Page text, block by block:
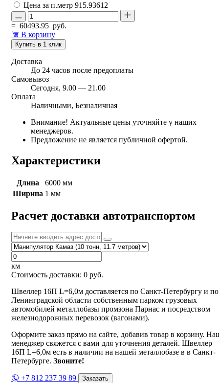
Цена за п.метр 915.93612
= 60493.95 руб.
В корзину
Купить в 1 клик
Доставка
До 24 часов после предоплаты
Самовывоз
Сегодня, 9.00 — 21.00
Оплата
Наличными, Безналичная
Внимание! Актуальные цены уточняйте у наших
менеджеров.
Предложение не является публичной офертой.
Характеристики
Длина
6000 мм
Ширина 1 мм
Расчет доставки автотранспортом
км
Стоимость доставки: 0 руб.
Швеллер 16П L=6,0м доставляется по Санкт-Петербургу и по
Ленинградской области собственным парком грузовых
автомобилей металлобазы промзона Парнас и посредством
железнодорожных перевозок (вагонами).
Оформите заказ прямо на сайте, добавив товар в корзину.
менеджер свяжется с вами для уточнения деталей. Швеллер
16П L=6,0м есть в наличии на нашей металлобазе в в Санкт-
Петербурге. Звоните!
+7 812 237 39 89 Заказать